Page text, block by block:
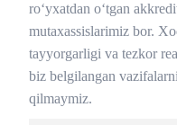
ro‘yxatdan o‘tgan
mutaxassislarimiz bor.
tayyorgarligi va tezkor
biz belgilangan
qilmaymiz.